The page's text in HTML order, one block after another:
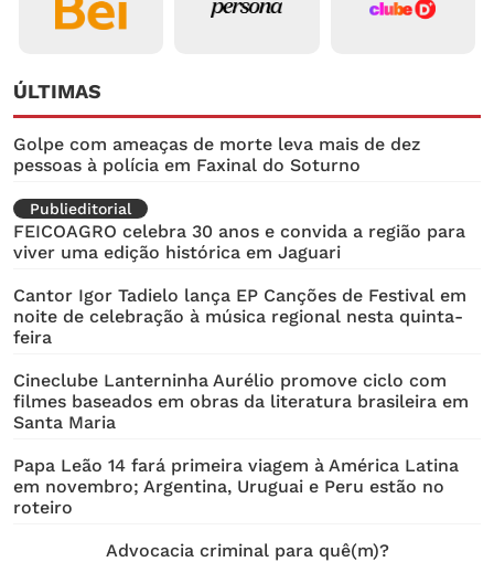
ÚLTIMAS
Golpe com ameaças de morte leva mais de dez
pessoas à polícia em Faxinal do Soturno
Publieditorial
FEICOAGRO celebra 30 anos e convida a região para
viver uma edição histórica em Jaguari
Cantor Igor Tadielo lança EP Canções de Festival em
noite de celebração à música regional nesta quinta-
feira
Cineclube Lanterninha Aurélio promove ciclo com
filmes baseados em obras da literatura brasileira em
Santa Maria
Papa Leão 14 fará primeira viagem à América Latina
em novembro; Argentina, Uruguai e Peru estão no
roteiro
Advocacia criminal para quê(m)?